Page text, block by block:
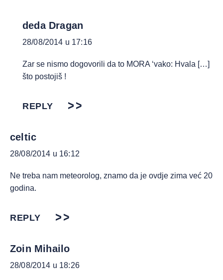
deda Dragan
28/08/2014 u 17:16
Zar se nismo dogovorili da to MORA ‘vako: Hvala […]
što postojiš !
REPLY
celtic
28/08/2014 u 16:12
Ne treba nam meteorolog, znamo da je ovdje zima već 20
godina.
REPLY
Zoin Mihailo
28/08/2014 u 18:26